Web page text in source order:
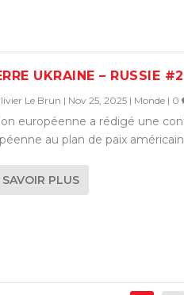
UKRAINE – RUSSIE #2
Le Brun | Nov 25, 2025| Monde| 0
européenne a rédigé une
au plan de paix américain
SAVOIR PLUS